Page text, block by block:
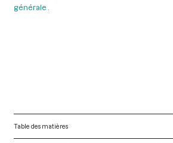
générale .
Table des matières